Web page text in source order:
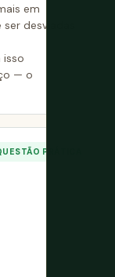
em
desviadas
isso
— o
PRÁTICA